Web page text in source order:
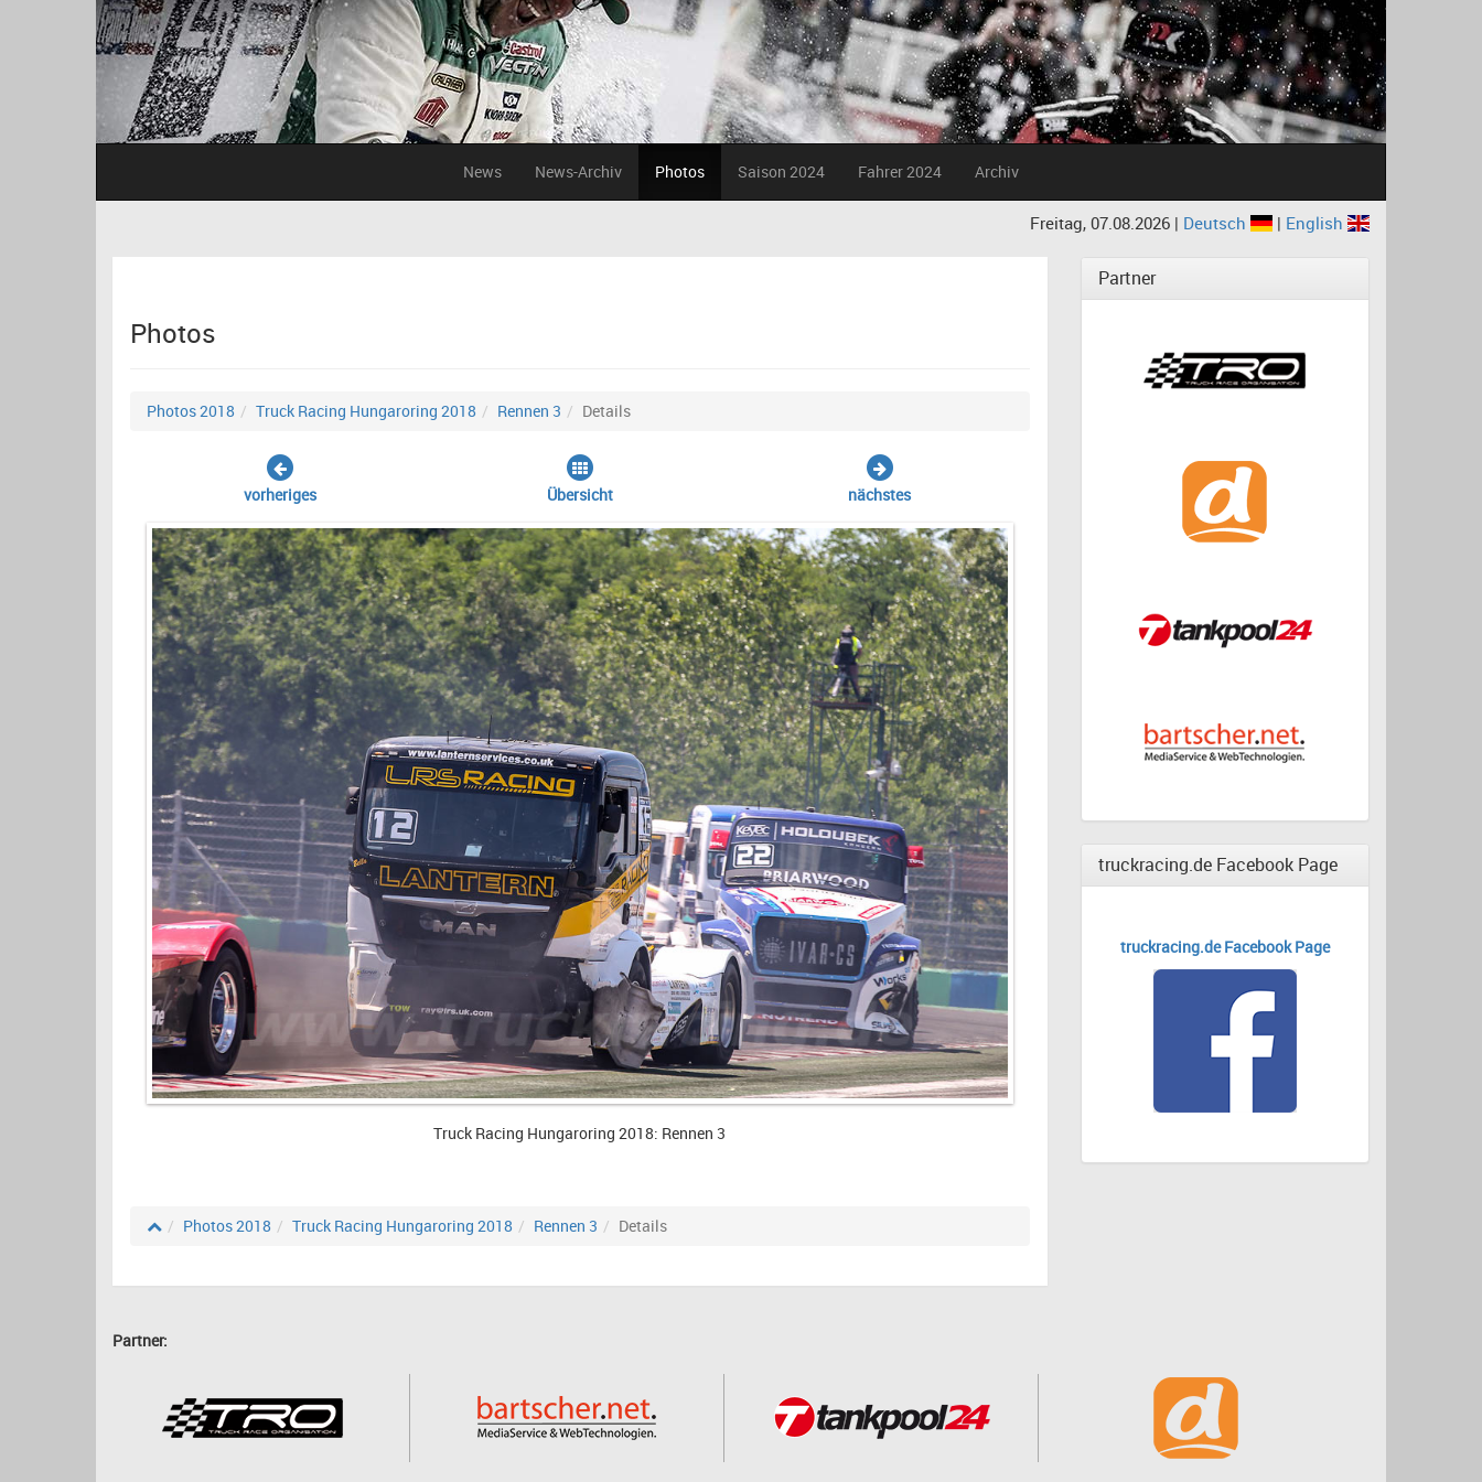
News News-Archiv Photos Saison 2024 Fahrer 2024 Archiv
Freitag, 07.08.2026 | Deutsch | English
Photos
Photos 2018 Truck Racing Hungaroring 2018 Rennen 3 Details
vorheriges Übersicht nächstes
Truck Racing Hungaroring 2018: Rennen 3
Photos 2018 Truck Racing Hungaroring 2018 Rennen 3 Details
Partner
truckracing.de Facebook Page
truckracing.de Facebook Page
Partner: